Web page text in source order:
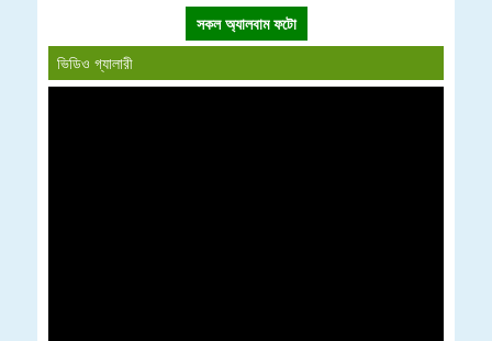
সকল অ্যালবাম ফটো
ভিডিও গ্যালারী